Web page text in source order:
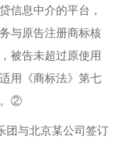
信息中介的平台，
与原告注册商标核
被告未超过原使用
用《商标法》第七
。②
与北京某公司签订